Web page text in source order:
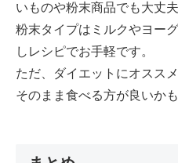
いものや粉末商品でも大丈夫
粉末タイプはミルクやヨー
しレシピでお手軽です。
ただ、ダイエットにオスス
そのまま食べる方が良いか